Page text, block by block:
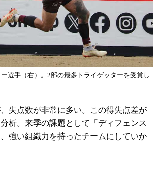
選手（右）。2部の最多トライゲッターを受賞し
失点数が非常に多い。この得失点差が
析。来季の課題として「ディフェンス
強い組織力を持ったチームにしていか